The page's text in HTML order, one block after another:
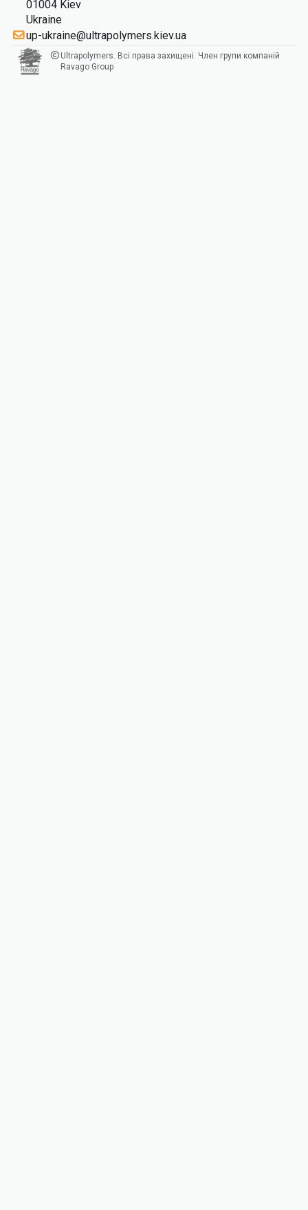
01004 Kiev
Ukraine
up-ukraine@ultrapolymers.kiev.ua
Ultrapolymers. Всі права захищені. Член групи компаній
Ravago Group